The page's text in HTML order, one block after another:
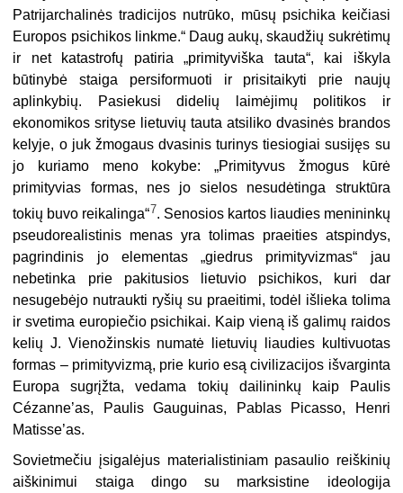
Patrijarchalinės tradicijos nutrūko, mūsų psichika keičiasi
Europos psichikos linkme.“ Daug aukų, skaudžių sukrėtimų
ir net katastrofų patiria „primityviška tauta“, kai iškyla
būtinybė staiga persiformuoti ir prisitaikyti prie naujų
aplinkybių. Pasiekusi didelių laimėjimų politikos ir
ekonomikos srityse lietuvių tauta atsiliko dvasinės brandos
kelyje, o juk žmogaus dvasinis turinys tiesiogiai susijęs su
jo kuriamo meno kokybe: „Primityvus žmogus kūrė
primityvias formas, nes jo sielos nesudėtinga struktūra
tokių buvo reikalinga“7. Senosios kartos liaudies menininkų
pseudorealistinis menas yra tolimas praeities atspindys,
pagrindinis jo elementas „giedrus primityvizmas“ jau
nebetinka prie pakitusios lietuvio psichikos, kuri dar
nesugebėjo nutraukti ryšių su praeitimi, todėl išlieka tolima
ir svetima europiečio psichikai. Kaip vieną iš galimų raidos
kelių J. Vienožinskis numatė lietuvių liaudies kultivuotas
formas – primityvizmą, prie kurio esą civilizacijos išvarginta
Europa sugrįžta, vedama tokių dailininkų kaip Paulis
Cézanne’as, Paulis Gauguinas, Pablas Picasso, Henri
Matisse’as.
Sovietmečiu įsigalėjus materialistiniam pasaulio reiškinių
aiškinimui staiga dingo su marksistine ideologija